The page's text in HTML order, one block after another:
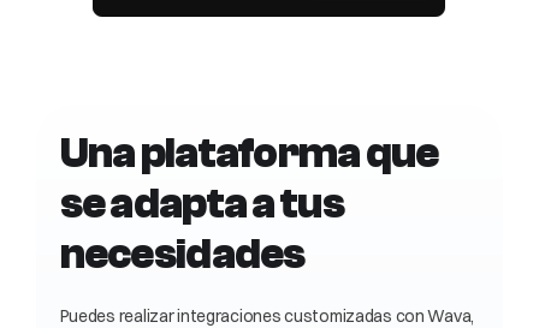
Una plataforma que
se adapta a tus
necesidades
Puedes realizar integraciones customizadas con Wava,